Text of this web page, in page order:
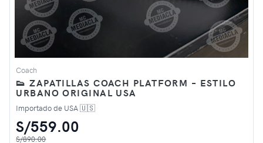
Coach
👟 ZAPATILLAS COACH PLATFORM – ESTILO
URBANO ORIGINAL USA
Importado de USA 🇺🇸
S/559.00
S/890.00